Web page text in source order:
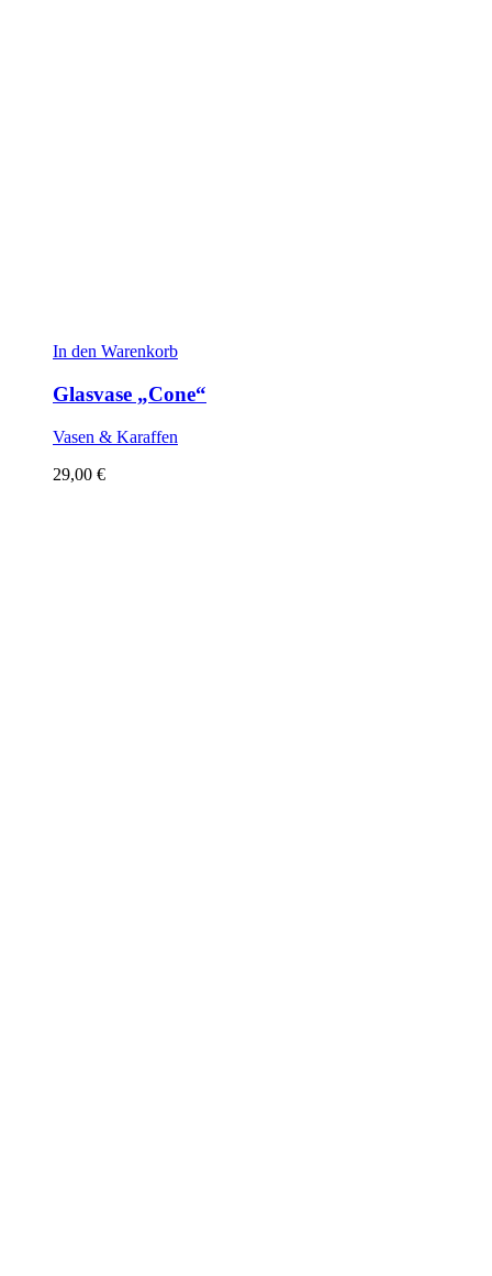
In den Warenkorb
Glasvase „Cone“
Vasen & Karaffen
29,00 €